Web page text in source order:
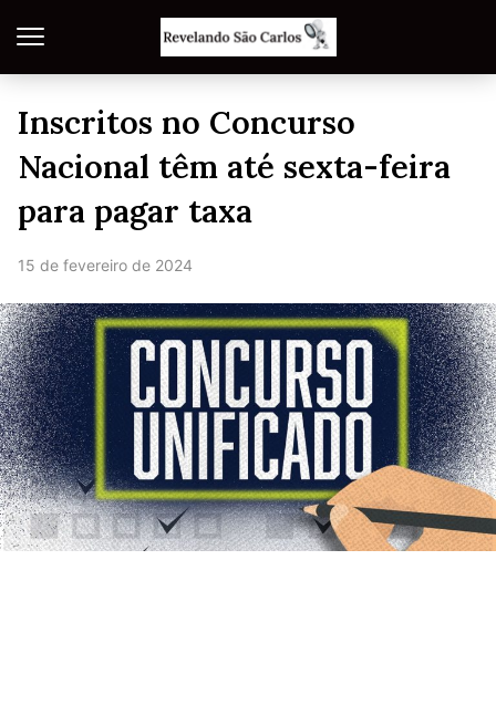
Inscritos no Concurso
Nacional têm até sexta-feira
para pagar taxa
15 de fevereiro de 2024